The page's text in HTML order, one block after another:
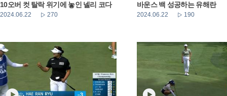
10오버 컷 탈락 위기에 놓인 넬리 코다
2024.06.22 270
바운스 백 성공하는 유해란
2024.06.22 190